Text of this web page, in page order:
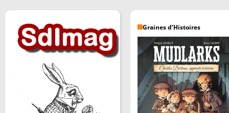
Graines d’Histoires